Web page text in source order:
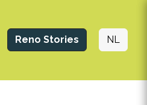
Reno Stories NL